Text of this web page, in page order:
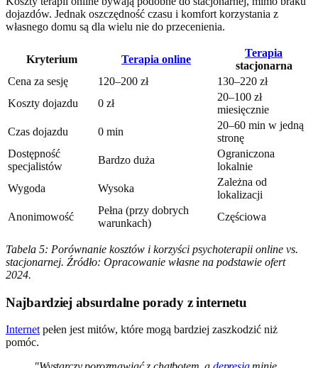
dojazdów. Jednak oszczędność czasu i komfort korzystania z
własnego domu są dla wielu nie do przecenienia.
Kryterium Terapia online
Terapia
stacjonarna
Cena za sesję
120–200 zł
130–220 zł
Koszty dojazdu
0 zł
20–100 zł
miesięcznie
Czas dojazdu
0 min
20–60 min w jedną
stronę
Dostępność
specjalistów
Bardzo duża
Ograniczona
lokalnie
Wygoda
Wysoka
Zależna od
lokalizacji
Anonimowość
Pełna (przy dobrych
warunkach)
Częściowa
Tabela 5: Porównanie kosztów i korzyści psychoterapii online vs.
stacjonarnej. Źródło: Opracowanie własne na podstawie ofert
2024.
Najbardziej absurdalne porady z internetu
Internetpełen jest mitów, które mogą bardziej zaszkodzić niż
pomóc.